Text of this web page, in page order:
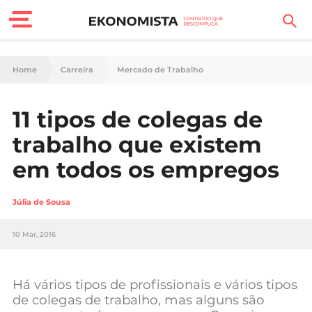
Finanças Pessoais
Carreira
Casa
Lifestyle
Sociedade
Negócios
Home Carreira Mercado de Trabalho
11 tipos de colegas de
trabalho que existem
em todos os empregos
Júlia de Sousa
10 Mar, 2016
Há vários tipos de profissionais e vários tipos
de colegas de trabalho, mas alguns são